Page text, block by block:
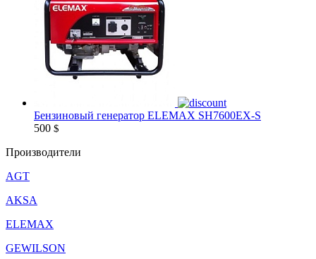
Бензиновый генератор ELEMAX SH7600EX-S
500 $
Производители
AGT
AKSA
ELEMAX
GEWILSON